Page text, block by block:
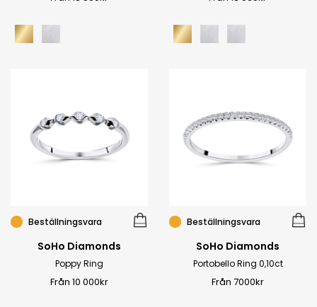
Beställningsvara
SoHo Diamonds
Poppy Ring
Från 10 000kr
Beställningsvara
SoHo Diamonds
Portobello Ring 0,10ct
Från 7000kr